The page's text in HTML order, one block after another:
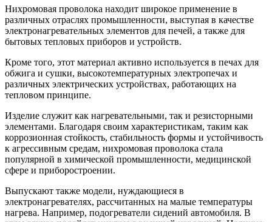
Нихромовая проволока находит широкое применение в
различных отраслях промышленности, выступая в качестве
электронагревательных элементов для печей, а также для
бытовых тепловых приборов и устройств.
Кроме того, этот материал активно используется в печах для
обжига и сушки, высокотемпературных электропечах и
различных электрических устройствах, работающих на
тепловом принципе.
Изделие служит как нагревательными, так и резисторными
элементами. Благодаря своим характеристикам, таким как
коррозионная стойкость, стабильность формы и устойчивость
к агрессивным средам, нихромовая проволока стала
популярной в химической промышленности, медицинской
сфере и приборостроении.
Выпускают также модели, нуждающиеся в
электронагревателях, рассчитанных на малые температуры
нагрева. Например, подогреватели сидений автомобиля. В